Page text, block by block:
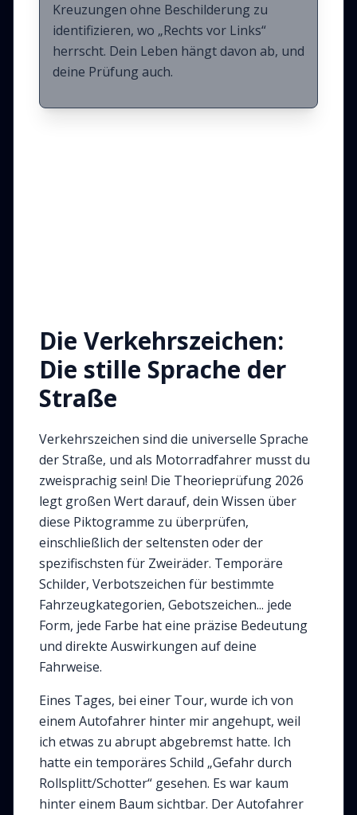
Kreuzungen ohne Beschilderung zu
identifizieren, wo „Rechts vor Links“
herrscht. Dein Leben hängt davon ab, und
deine Prüfung auch.
Die Verkehrszeichen:
Die stille Sprache der
Straße
Verkehrszeichen sind die universelle Sprache
der Straße, und als Motorradfahrer musst du
zweisprachig sein! Die Theorieprüfung 2026
legt großen Wert darauf, dein Wissen über
diese Piktogramme zu überprüfen,
einschließlich der seltensten oder der
spezifischsten für Zweiräder. Temporäre
Schilder, Verbotszeichen für bestimmte
Fahrzeugkategorien, Gebotszeichen... jede
Form, jede Farbe hat eine präzise Bedeutung
und direkte Auswirkungen auf deine
Fahrweise.
Eines Tages, bei einer Tour, wurde ich von
einem Autofahrer hinter mir angehupt, weil
ich etwas zu abrupt abgebremst hatte. Ich
hatte ein temporäres Schild „Gefahr durch
Rollsplitt/Schotter“ gesehen. Es war kaum
hinter einem Baum sichtbar. Der Autofahrer